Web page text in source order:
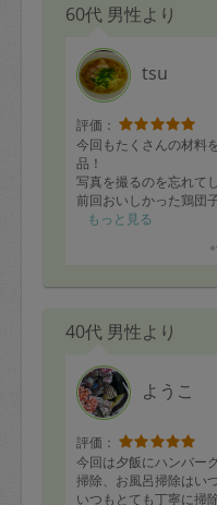
60代 男性より
tsu
評価：
今回もたくさんの材料
品！
写真を撮るのを忘れて
前回おいしかった鶏団
この煮付もお願いして
ありがとうございまし
もっと見る
40代 男性より
ようこ
評価：
今回は夕飯にハンバー
掃除、お風呂掃除はい
いつもとても丁寧に掃